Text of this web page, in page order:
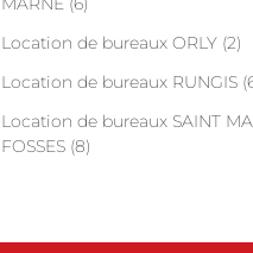
Location de bureaux ORLY (2)
Location de bureaux RUNGIS
Location de bureaux SAINT
FOSSES (8)